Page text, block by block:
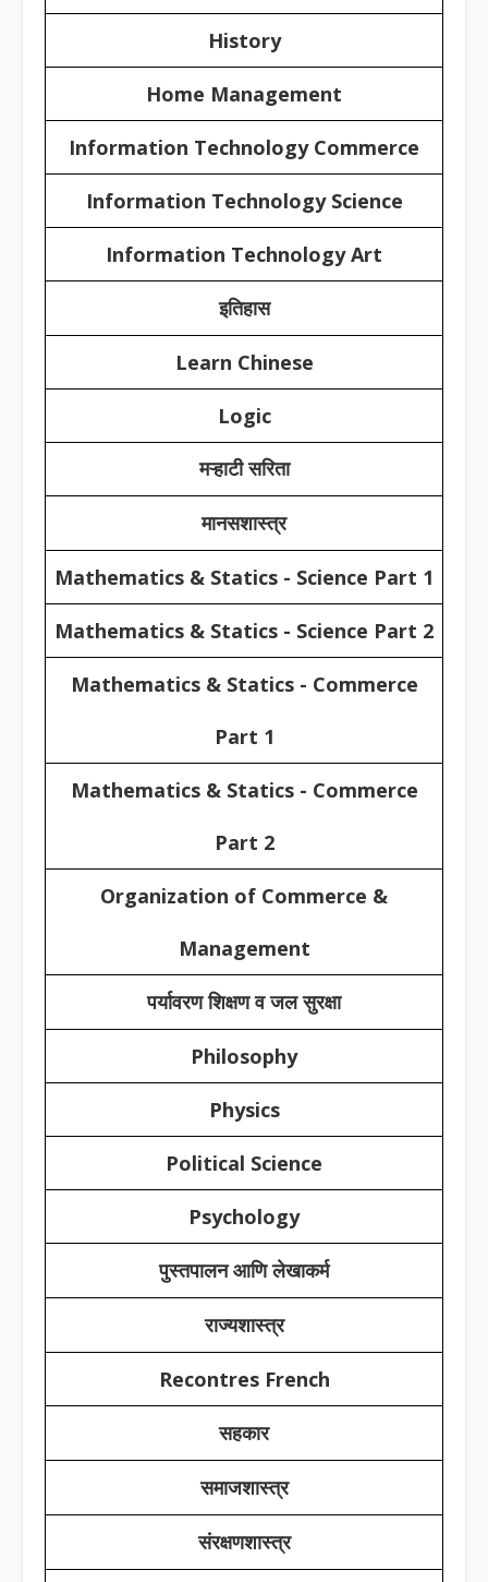
History
Home Management
Information Technology Commerce
Information Technology Science
Information Technology Art
इतिहास
Learn Chinese
Logic
मऱ्हाटी सरिता
मानसशास्त्र
Mathematics & Statics - Science Part 1
Mathematics & Statics - Science Part 2
Mathematics & Statics - Commerce
Part 1
Mathematics & Statics - Commerce
Part 2
Organization of Commerce &
Management
पर्यावरण शिक्षण व जल सुरक्षा
Philosophy
Physics
Political Science
Psychology
पुस्तपालन आणि लेखाकर्म
राज्यशास्त्र
Recontres French
सहकार
समाजशास्त्र
संरक्षणशास्त्र